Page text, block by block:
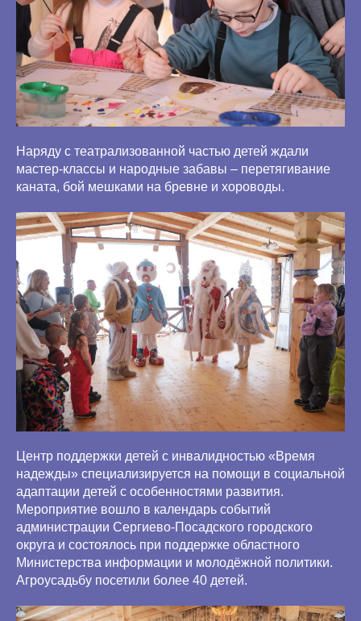
Наряду с театрализованной частью детей ждали
мастер-классы и народные забавы – перетягивание
каната, бой мешками на бревне и хороводы.
Центр поддержки детей с инвалидностью «Время
надежды» специализируется на помощи в социальной
адаптации детей с особенностями развития.
Мероприятие вошло в календарь событий
администрации Сергиево-Посадского городского
округа и состоялось при поддержке областного
Министерства информации и молодёжной политики.
Агроусадьбу посетили более 40 детей.